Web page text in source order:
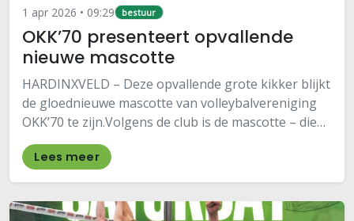
1 apr 2026 • 09:29 bestuur
OKK’70 presenteert opvallende
nieuwe mascotte
HARDINXVELD – Deze opvallende grote kikker blijkt
de gloednieuwe mascotte van volleybalvereniging
OKK’70 te zijn.Volgens de club is de mascotte – die
voorlopig door het leven gaat als “Okiki de Kikker” –
speciaal ontworpen om het team extra…
Lees meer